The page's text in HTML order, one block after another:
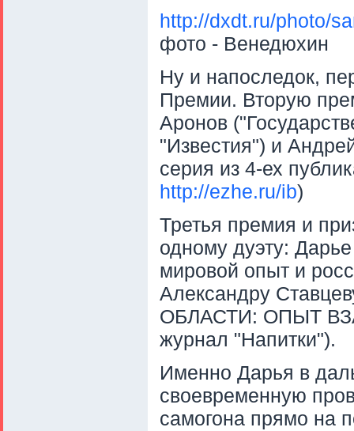
http://dxdt.ru/photo/
фото - Венедюхин
Ну и напоследок,
Премии. Вторую
Аронов
"Известия") и
серия из 4-ех
http://ezhe.ru/ib)
Третья премия и
одному дуэту:
мировой опыт и
Александру
ОБЛАСТИ: ОПЫТ
журнал "Напитки").
Именно Дарья в
своевременную
самогона прямо на